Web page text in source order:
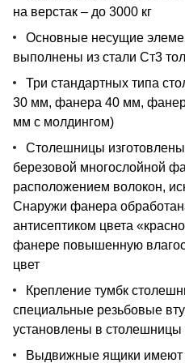
на верстак – до 3000 кг
Основные несущие
выполнены из стали Ст3
Три стандартных типа
30 мм, фанера 40 мм,
мм с молдингом)
Столешницы
березовой многослойной
расположением волокон,
Снаружи фанера
антисептиком цвета
фанере повышенную
цвет
Крепление тумбк
специальные резьбовые
установлены в столешницы
Выдвижные ящики имеют